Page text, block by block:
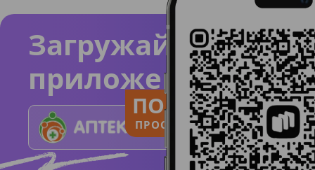
Загружайте
приложение
ПОЛЬЗУЙСЯ
ПРОСТО И ПОНЯТНО